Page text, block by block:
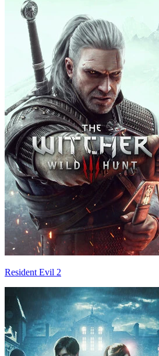
Resident Evil 2